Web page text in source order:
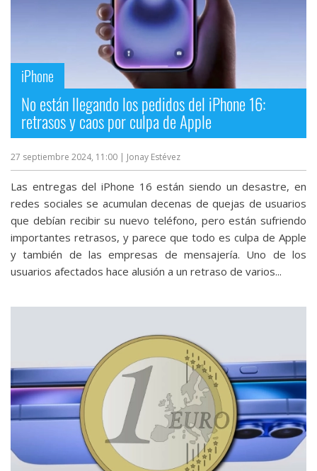
iPhone
No están llegando los pedidos del iPhone 16:
retrasos y caos por culpa de Apple
27 septiembre 2024, 11:00 | Jonay Estévez
Las entregas del iPhone 16 están siendo un desastre, en
redes sociales se acumulan decenas de quejas de usuarios
que debían recibir su nuevo teléfono, pero están sufriendo
importantes retrasos, y parece que todo es culpa de Apple
y también de las empresas de mensajería. Uno de los
usuarios afectados hace alusión a un retraso de varios...